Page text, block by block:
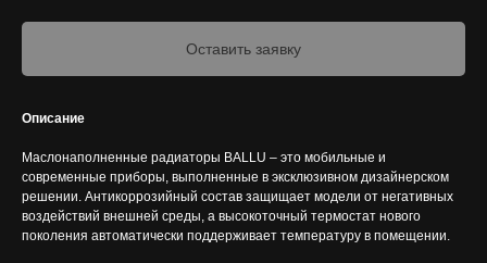
Оставить заявку
Описание
Маслонаполненные радиаторы BALLU – это мобильные и
современные приборы, выполненные в эксклюзивном дизайнерском
решении. Антикоррозийный состав защищает модели от негативных
воздействий внешней среды, а высокоточный термостат нового
поколения автоматически поддерживает температуру в помещении.